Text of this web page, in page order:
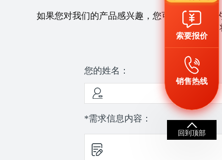
如果您对我们的产品感兴趣，您可以拨打我们
您的姓名：
*需求信息内容：
索要报价
销售热线
回到顶部